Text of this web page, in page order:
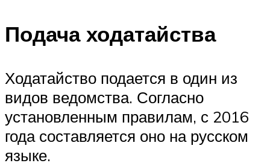
Подача ходатайства
Ходатайство подается в один из
видов ведомства. Согласно
установленным правилам, с 2016
года составляется оно на русском
языке.